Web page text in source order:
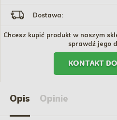
Dostawa:
Chcesz kupić produkt w naszym
sprawdź jego
KONTAKT
Opis Opinie